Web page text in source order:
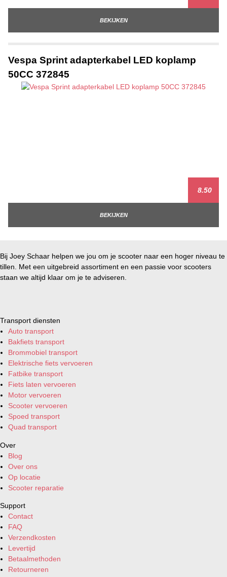
BEKIJKEN
Vespa Sprint adapterkabel LED koplamp
50CC 372845
8.50
BEKIJKEN
Bij Joey Schaar helpen we jou om je scooter naar een hoger niveau te
tillen. Met een uitgebreid assortiment en een passie voor scooters
staan we altijd klaar om je te adviseren.
Transport diensten
Auto transport
Bakfiets transport
Brommobiel transport
Elektrische fiets vervoeren
Fatbike transport
Fiets laten vervoeren
Motor vervoeren
Scooter vervoeren
Spoed transport
Quad transport
Over
Blog
Over ons
Op locatie
Scooter reparatie
Support
Contact
FAQ
Verzendkosten
Levertijd
Betaalmethoden
Retourneren